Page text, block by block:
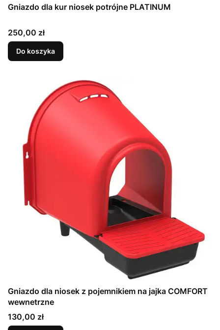
Gniazdo dla kur niosek potrójne PLATINUM
Cena
250,00 zł
Do koszyka
Gniazdo dla niosek z pojemnikiem na jajka COMFORT
wewnetrzne
Cena
130,00 zł